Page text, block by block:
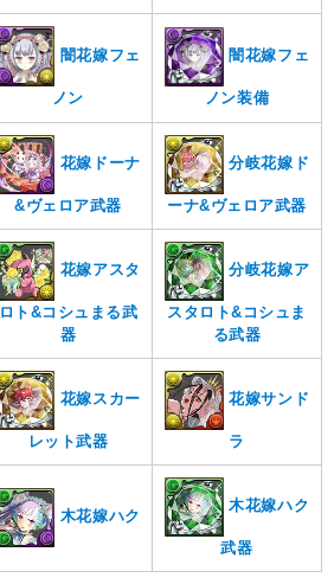
闇花嫁フェ
ノン
闇花嫁フェ
ノン装備
花嫁ドーナ
&ヴェロア武器
分岐花嫁ド
ーナ&ヴェロア武器
花嫁アスタ
ロト&コシュまる武
器
分岐花嫁ア
スタロト&コシュま
る武器
花嫁スカー
レット武器
花嫁サンド
ラ
木花嫁ハク
木花嫁ハク
武器